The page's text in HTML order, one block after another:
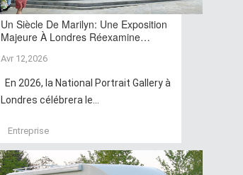
Un Siècle De Marilyn: Une Exposition
Majeure À Londres Réexamine…
Avr 12,2026
En 2026, la National Portrait Gallery à
Londres célébrera le...
Entreprise